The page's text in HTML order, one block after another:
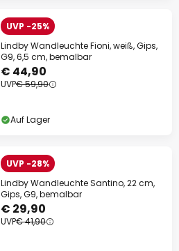
UVP -25%
Lindby Wandleuchte Fioni, weiß, Gips,
G9, 6,5 cm, bemalbar
€ 44,90
UVP€ 59,90
Auf Lager
UVP -28%
Lindby Wandleuchte Santino, 22 cm,
Gips, G9, bemalbar
€ 29,90
UVP€ 41,90